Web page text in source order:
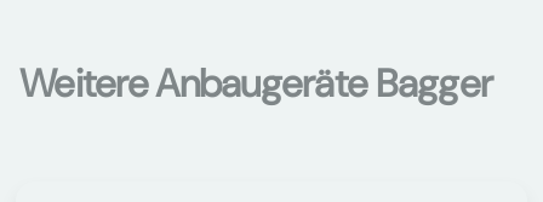
Weitere Anbaugeräte Bagger